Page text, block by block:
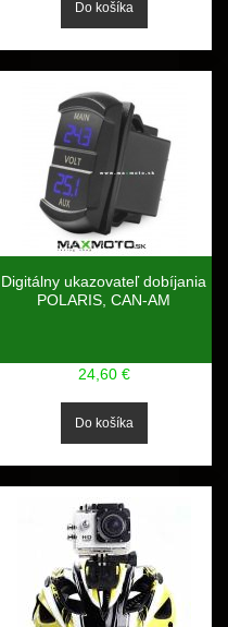
Digitálny ukazovateľ dobíjania
POLARIS, CAN-AM
24,60 €